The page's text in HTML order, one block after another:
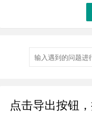
点击导出按钮